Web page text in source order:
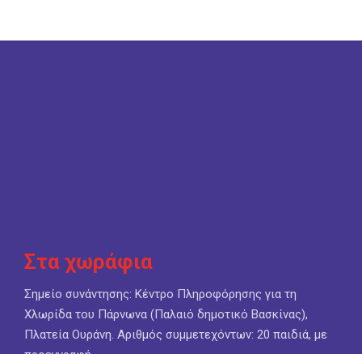
Στα χωράφια
Σημείο συνάντησης: Κέντρο Πληροφόρησης για τη
Χλωρίδα του Πάρνωνα (Παλαιό δημοτικό Βασκίνας),
Πλατεία Ουράνη. Αριθμός συμμετεχόντων: 20 παιδιά, με